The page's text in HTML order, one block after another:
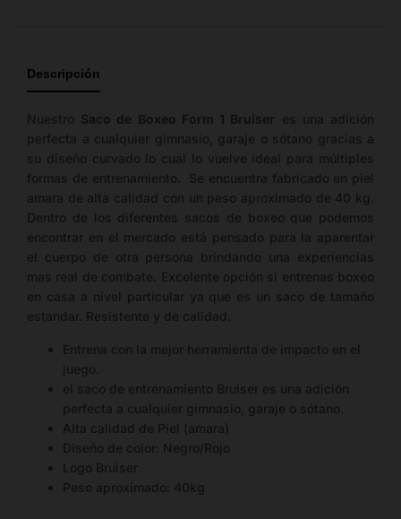
tallas
disponible.
Descripción
Nuestro Saco de Boxeo Form 1 Bruiser es una adición
perfecta a cualquier gimnasio, garaje o sótano gracias a
su diseño curvado lo cual lo vuelve ideal para múltiples
formas de entrenamiento. Se encuentra fabricado en piel
amara de alta calidad con un peso aproximado de 40 kg.
Dentro de los diferentes sacos de boxeo que podemos
encontrar en el mercado está pensado para la aparentar
el cuerpo de otra persona brindando una experiencias
mas real de combate. Excelente opción si entrenas boxeo
en casa a nivel particular ya que es un saco de tamaño
estandar. Resistente y de calidad.
Entrena con la mejor herramienta de impacto en el
juego.
el saco de entrenamiento Bruiser es una adición
perfecta a cualquier gimnasio, garaje o sótano.
Alta calidad de Piel (amara)
Diseño de color: Negro/Rojo
Logo Bruiser
Peso aproximado: 40kg